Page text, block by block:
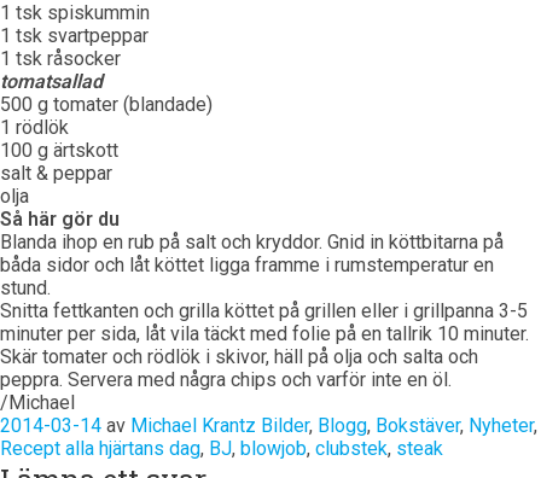
1 tsk spiskummin
1 tsk svartpeppar
1 tsk råsocker
tomatsallad
500 g tomater (blandade)
1 rödlök
100 g ärtskott
salt & peppar
olja
Så här gör du
Blanda ihop en rub på salt och kryddor. Gnid in köttbitarna på
båda sidor och låt köttet ligga framme i rumstemperatur en
stund.
Snitta fettkanten och grilla köttet på grillen eller i grillpanna 3-5
minuter per sida, låt vila täckt med folie på en tallrik 10 minuter.
Skär tomater och rödlök i skivor, häll på olja och salta och
peppra. Servera med några chips och varför inte en öl.
/Michael
2014-03-14 av Michael Krantz Bilder, Blogg, Bokstäver, Nyheter,
Recept alla hjärtans dag, BJ, blowjob, clubstek, steak